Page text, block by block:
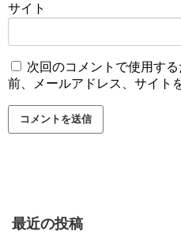
サイト
次回のコメントで使用す
前、メールアドレス、サイト
最近の投稿